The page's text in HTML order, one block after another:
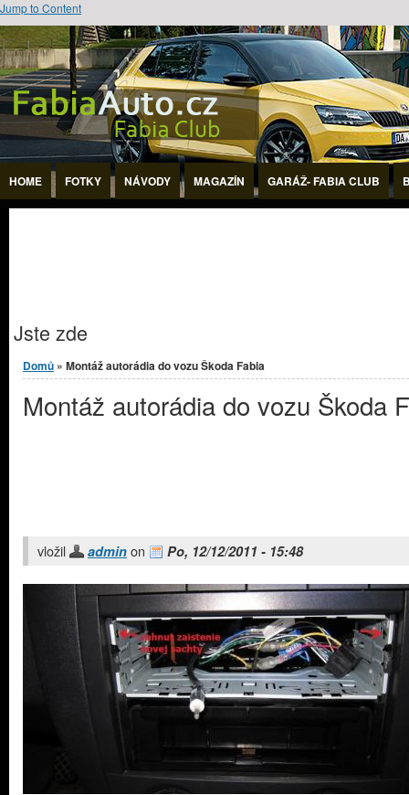
Jump to Content
HOME FOTKY NÁVODY MAGAZÍN GARÁŽ- FABIA CLUB
Jste zde
Domů » Montáž autorádia do vozu Škoda Fabia
Montáž autorádia do vozu Škoda
vložil admin on Po, 12/12/2011 - 15:48